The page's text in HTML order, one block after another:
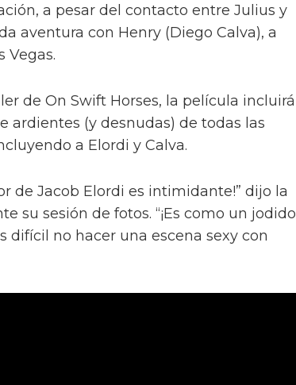
a pesar del contacto entre Julius y
aventura con Henry (Diego Calva), a
Vegas.
de On Swift Horses, la película incluirá
ardientes (y desnudas) de todas las
a Elordi y Calva.
de Jacob Elordi es intimidante!” dijo la
su sesión de fotos. “¡Es como un jodido
difícil no hacer una escena sexy con